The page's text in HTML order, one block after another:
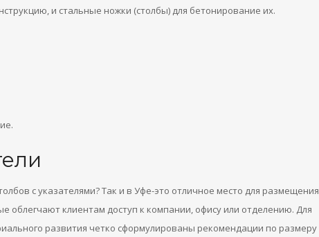
и стальные ножки (столбы) для бетонирование их.
с указателями? Так и в Уфе-это отличное место для размещения
облегчают клиентам доступ к компании, офису или отделению. Для
развития четко сформулированы рекомендации по размеру